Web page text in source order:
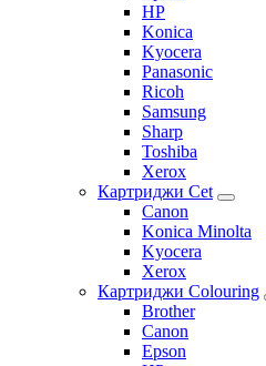
HP
Konica
Kyocera
Panasonic
Ricoh
Samsung
Sharp
Toshiba
Xerox
Картриджи Cet
Canon
Konica Minolta
Kyocera
Xerox
Картриджи Colouring
Brother
Canon
Epson